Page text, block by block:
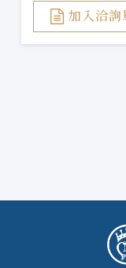
加入洽詢